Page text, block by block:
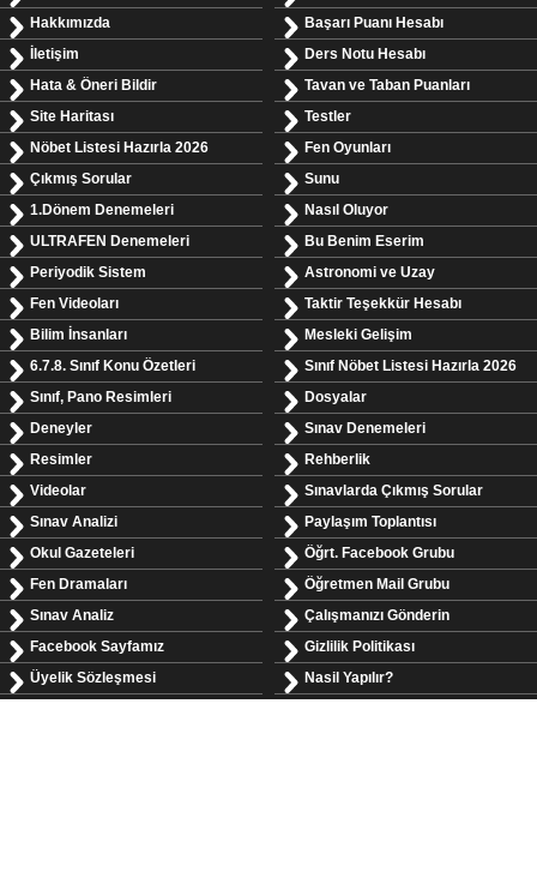
Hakkımızda
İletişim
Hata & Öneri Bildir
Site Haritası
Nöbet Listesi Hazırla 2026
Çıkmış Sorular
1.Dönem Denemeleri
ULTRAFEN Denemeleri
Periyodik Sistem
Fen Videoları
Bilim İnsanları
6.7.8. Sınıf Konu Özetleri
Sınıf, Pano Resimleri
Deneyler
Resimler
Videolar
Sınav Analizi
Okul Gazeteleri
Fen Dramaları
Sınav Analiz
Facebook Sayfamız
Üyelik Sözleşmesi
Başarı Puanı Hesabı
Ders Notu Hesabı
Tavan ve Taban Puanları
Testler
Fen Oyunları
Sunu
Nasıl Oluyor
Bu Benim Eserim
Astronomi ve Uzay
Taktir Teşekkür Hesabı
Mesleki Gelişim
Sınıf Nöbet Listesi Hazırla 2026
Dosyalar
Sınav Denemeleri
Rehberlik
Sınavlarda Çıkmış Sorular
Paylaşım Toplantısı
Öğrt. Facebook Grubu
Öğretmen Mail Grubu
Çalışmanızı Gönderin
Gizlilik Politikası
Nasil Yapılır?